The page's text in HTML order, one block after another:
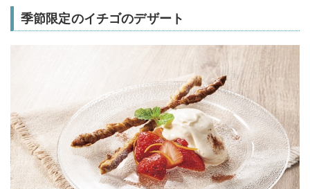
季節限定のイチゴのデザート